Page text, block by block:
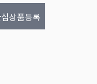
상품등록